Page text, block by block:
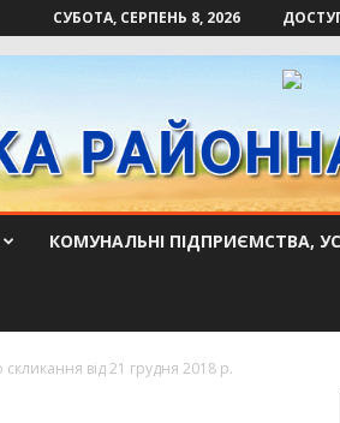
СУБОТА, СЕРПЕНЬ 8, 2026
КОМУНАЛЬНІ ПІДПРИЄМСТВА,
скликання від 21 грудня 2018 р.